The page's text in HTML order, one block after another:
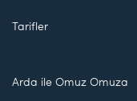
Tarifler
Arda ile Omuz Omuza